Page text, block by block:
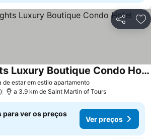
Partilhar
de estar em estilo apartamento
Princess Heights Luxury Boutique Condo Hotel
a 3.9 km de Saint Martin of Tours
para ver os preços
Ver preços